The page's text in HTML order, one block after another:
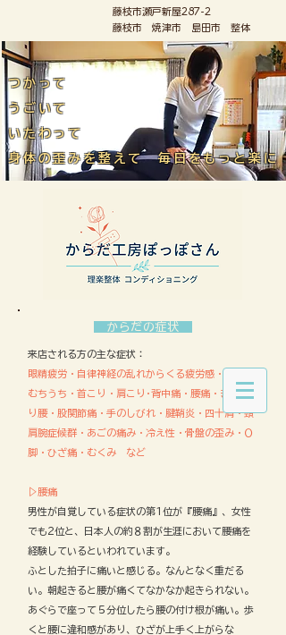
藤枝市瀬戸新屋287-2
藤枝市 焼津市 島田市 整体
つかって
うごいて
いたわって
​身体の歪みを整えて 毎日をもっと楽に
からだの症状
来店される方の主な症状：
眼精疲労・自律神経の乱れからくる疲労感・頭痛・
むちうち・首こり・肩こり･背中痛・腰痛・ぎっく
り腰・股関節痛・手のしびれ・腱鞘炎・四十肩・頸
肩腕症候群・あごの痛み・冷え性・骨盤の歪み・Ｏ
脚・ひざ痛・むくみ など
▷腰痛
男性が自覚している症状の第1位が『腰痛』、女性
でも2位と、日本人の約８割が生涯において腰痛を
経験しているといわれています。
ふとした拍子に痛いと感じる。なんとなく重だる
い。朝起きると腰が痛くてなかなか起きられない。
あぐらで座って５分位したら腰の付け根が痛い。歩
くと腰に違和感があり、ひざが上手く上がらな